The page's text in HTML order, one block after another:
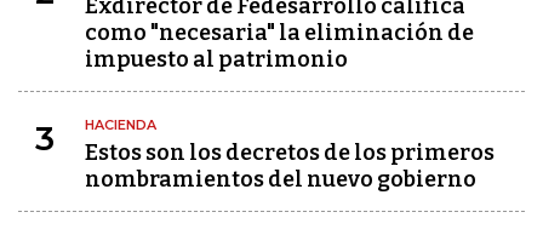
Exdirector de Fedesarrollo califica
como "necesaria" la eliminación de
impuesto al patrimonio
3 HACIENDA
Estos son los decretos de los primeros
nombramientos del nuevo gobierno